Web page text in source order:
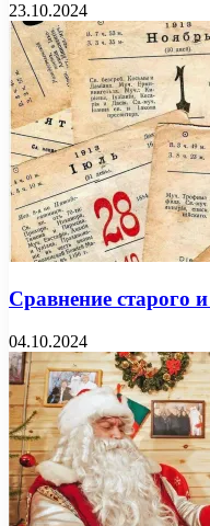
23.10.2024
Сравнение старого
04.10.2024